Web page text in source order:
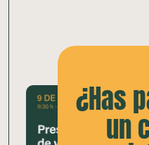
¿Has
un